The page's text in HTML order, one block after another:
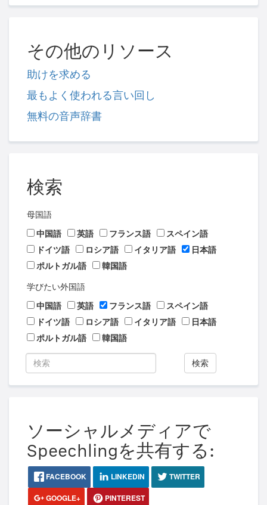
その他のリソース
助けを求める
最もよく使われる言い回し
無料の音声辞書
検索
母国語
中国語
英語 フランス語
スペイン語
ドイツ語
ロシア語 イタリア語
日本語
ポルトガル語
韓国語
学びたい外国語
中国語
英語 フランス語
スペイン語
ドイツ語
ロシア語 イタリア語
日本語
ポルトガル語
韓国語
検索
ソーシャルメディアで
Speechlingを共有する:
FACEBOOK LINKEDIN
TWITTER
GOOGLE+
PINTEREST